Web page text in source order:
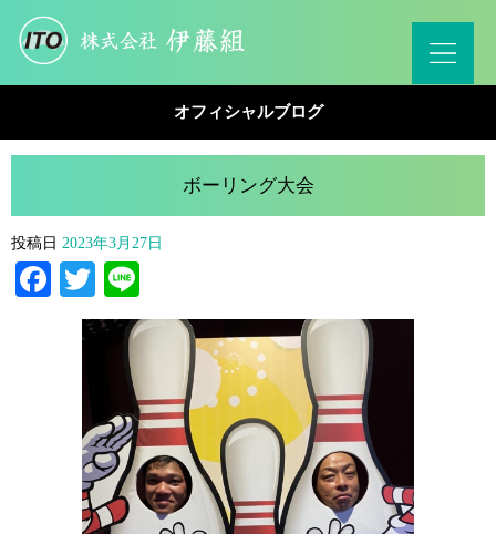
オフィシャルブログ
ボーリング大会
投稿日 2023年3月27日
Facebook
Twitter